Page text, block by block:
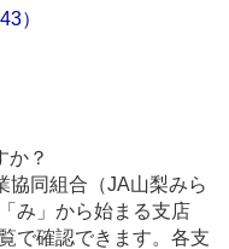
）
か？
協同組合（JA山梨みら
み」から始まる支店
で確認できます。各支